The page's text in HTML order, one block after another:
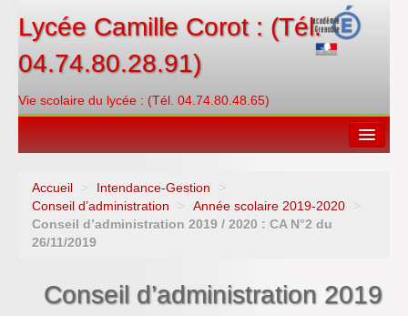
Lycée Camille Corot : (Tél.
04.74.80.28.91)
Vie scolaire du lycée : (Tél. 04.74.80.48.65)
Espace restauration
Orientations
Accueil > Intendance-Gestion
>
Conseil d’administration
> Année scolaire 2019-2020
>
Conseil d’administration 2019 / 2020 : CA N°2 du
26/11/2019
Conseil d’administration 2019